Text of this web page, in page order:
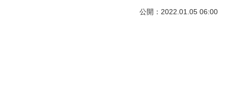
公開：2022.01.05 06:00